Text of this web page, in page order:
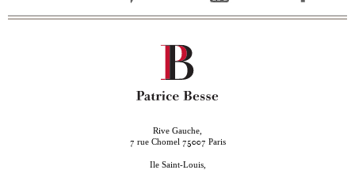
Rive Gauche,
7 rue Chomel 75007 Paris
Ile Saint-Louis,